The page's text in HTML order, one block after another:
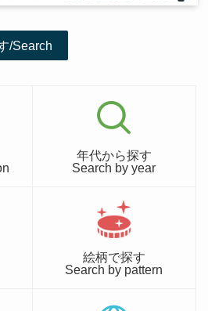
/Search
年代から探す
Search by year
絵柄で探す
Search by pattern